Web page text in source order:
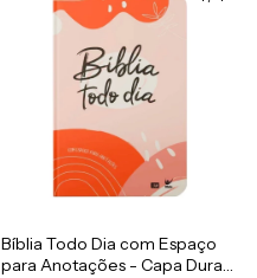
Bíblia Todo Dia com Espaço
para Anotações - Capa Dura